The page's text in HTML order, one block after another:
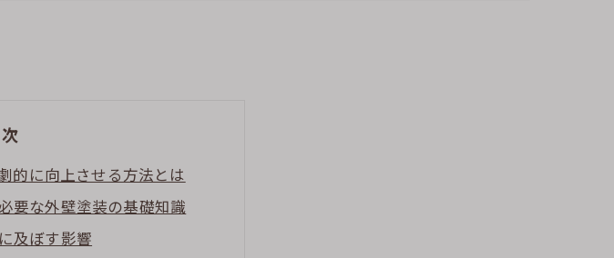
的に向上させる方法とは
要な外壁塗装の基礎知識
及ぼす影響